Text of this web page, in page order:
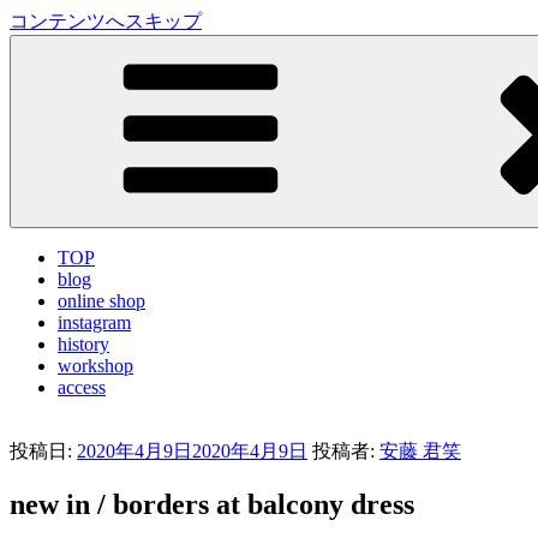
コンテンツへスキップ
LA VILLA ROUGE Blog
TOP
blog
online shop
instagram
history
workshop
access
投稿日: 2020年4月9日 2020年4月9日 投稿者: 安藤 君笑
new in / borders at balcony dress